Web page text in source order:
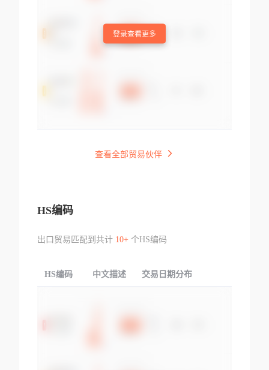
登录查看更多
查看全部贸易伙伴
HS编码
出口贸易匹配到共计 10+个HS编码
HS编码 中文描述 交易日期分布